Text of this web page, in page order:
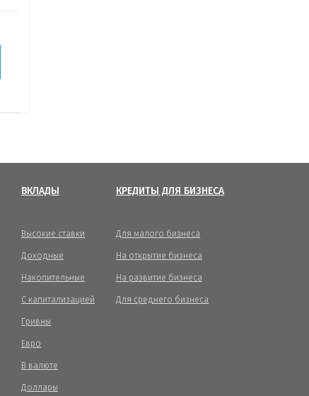
ВКЛАДЫ
Высокие ставки
Доходные
Накопительные
С капитализацией
Гривны
Евро
В валюте
Доллары
КРЕДИТЫ ДЛЯ БИЗНЕСА
Для малого бизнеса
На открытие бизнеса
На развитие бизнеса
Для среднего бизнеса